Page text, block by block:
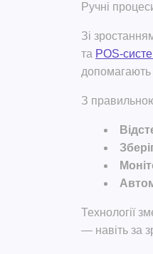
Ручні
Зі
та POS-
допомагають
З
Технології
— навіть за